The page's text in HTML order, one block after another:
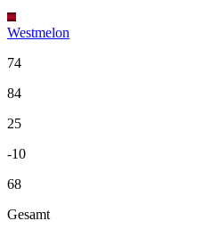
Westmelon
74
84
25
-10
68
Gesamt